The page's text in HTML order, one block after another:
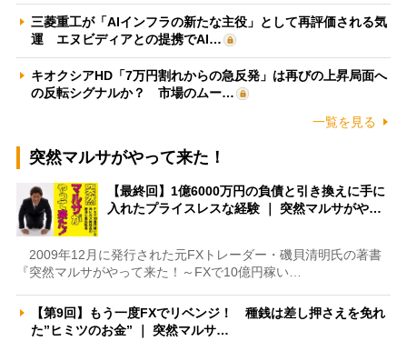
三菱重工が「AIインフラの新たな主役」として再評価される気
運 エヌビディアとの提携でAI…
キオクシアHD「7万円割れからの急反発」は再びの上昇局面へ
の反転シグナルか？ 市場のムー…
一覧を見る
突然マルサがやって来た！
【最終回】1億6000万円の負債と引き換えに手に
入れたプライスレスな経験 ｜ 突然マルサがや…
2009年12月に発行された元FXトレーダー・磯貝清明氏の著書
『突然マルサがやって来た！～FXで10億円稼い…
【第9回】もう一度FXでリベンジ！ 種銭は差し押さえを免れ
た”ヒミツのお金” ｜ 突然マルサ…